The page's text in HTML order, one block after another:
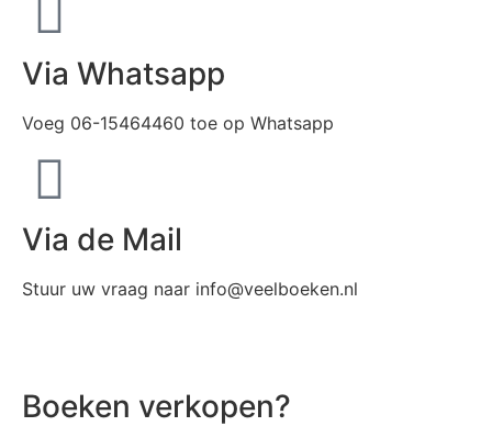
Via Whatsapp
Voeg 06-15464460 toe op Whatsapp
Via de Mail
Stuur uw vraag naar info@veelboeken.nl
Boeken verkopen?